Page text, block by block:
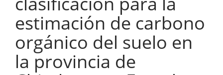
estimación de carbono
orgánico del suelo en
la provincia de